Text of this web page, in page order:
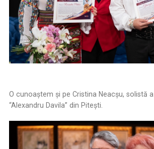
O cunoaştem şi pe Cristina Neacşu, solistă
“Alexandru Davila” din Pitești.